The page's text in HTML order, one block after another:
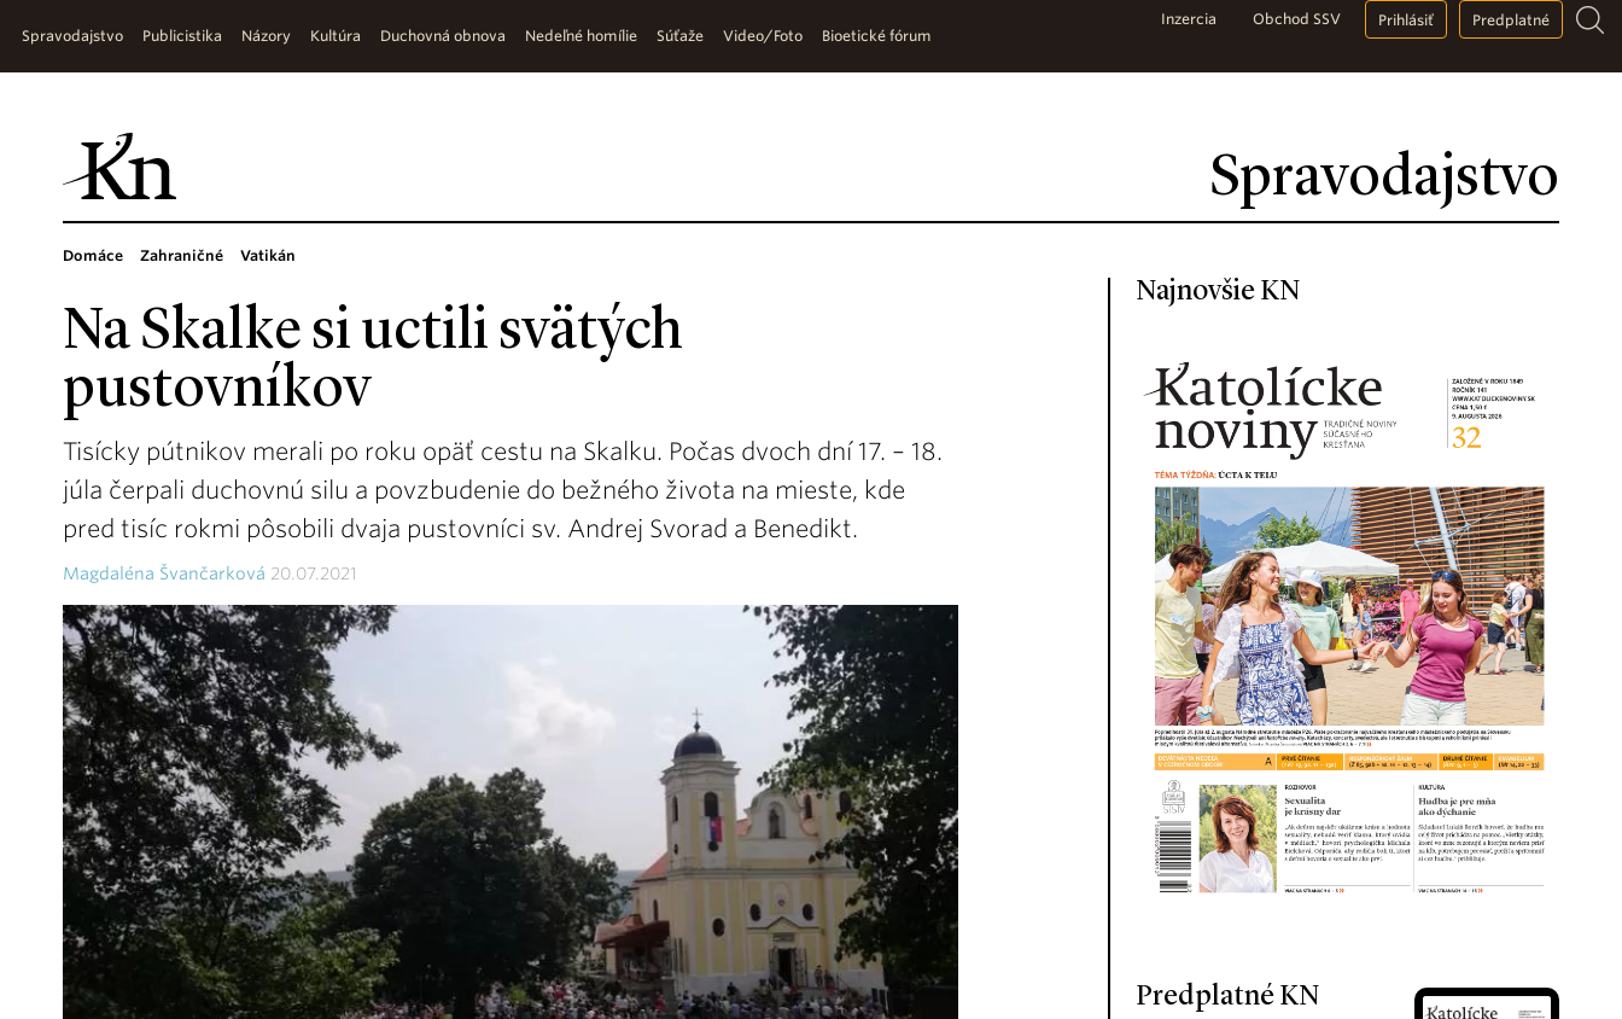
Spravodajstvo
Spravodajstvo Publicistika Názory Kultúra Duchovná obnova Nedeľné homílie Súťaže Video/Foto Bioetické fórum
Inzercia Obchod SSV Prihlásiť Predplatné
Domáce Zahraničné Vatikán
Na Skalke si uctili svätých
pustovníkov
Tisícky pútnikov merali po roku opäť cestu na Skalku. Počas dvoch dní 17. – 18.
júla čerpali duchovnú silu a povzbudenie do bežného života na mieste, kde
pred tisíc rokmi pôsobili dvaja pustovníci sv. Andrej Svorad a Benedikt.
Magdaléna Švančarková 20.07.2021
Najnovšie KN
Predplatné KN